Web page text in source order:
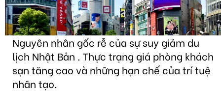
Nguyên nhân gốc rễ của sự suy giảm du
lịch Nhật Bản . Thực trạng giá phòng khách
sạn tăng cao và những hạn chế của trí tuệ
nhân tạo.